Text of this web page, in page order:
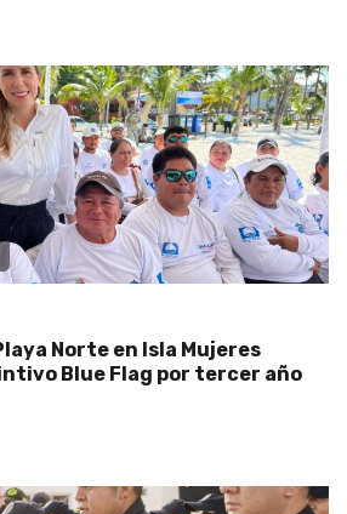
Norte en Isla Mujeres
Blue Flag por tercer año